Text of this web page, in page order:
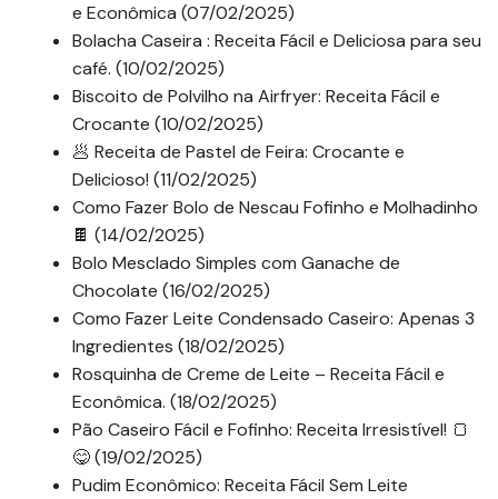
e Econômica (07/02/2025)
Bolacha Caseira : Receita Fácil e Deliciosa para seu
café. (10/02/2025)
Biscoito de Polvilho na Airfryer: Receita Fácil e
Crocante (10/02/2025)
🥟 Receita de Pastel de Feira: Crocante e
Delicioso! (11/02/2025)
Como Fazer Bolo de Nescau Fofinho e Molhadinho
🍫 (14/02/2025)
Bolo Mesclado Simples com Ganache de
Chocolate (16/02/2025)
Como Fazer Leite Condensado Caseiro: Apenas 3
Ingredientes (18/02/2025)
Rosquinha de Creme de Leite – Receita Fácil e
Econômica. (18/02/2025)
Pão Caseiro Fácil e Fofinho: Receita Irresistível! 🍞
😋 (19/02/2025)
Pudim Econômico: Receita Fácil Sem Leite